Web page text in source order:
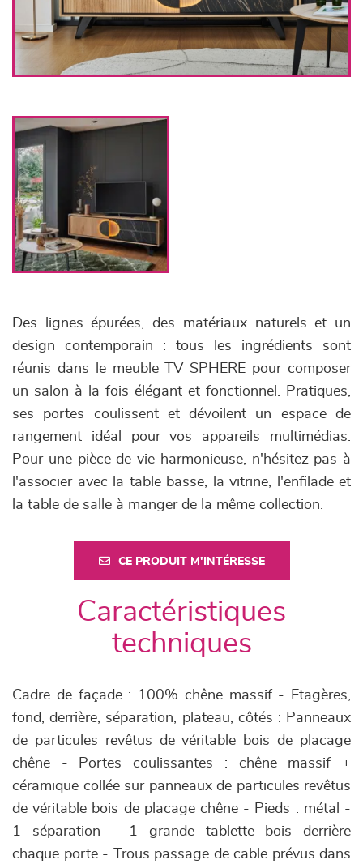
Des lignes épurées, des matériaux naturels et un
design contemporain : tous les ingrédients sont
réunis dans le meuble TV SPHERE pour composer
un salon à la fois élégant et fonctionnel. Pratiques,
ses portes coulissent et dévoilent un espace de
rangement idéal pour vos appareils multimédias.
Pour une pièce de vie harmonieuse, n'hésitez pas à
l'associer avec la table basse, la vitrine, l'enfilade et
la table de salle à manger de la même collection.
CE PRODUIT M'INTÉRESSE
Caractéristiques
techniques
Cadre de façade : 100% chêne massif - Etagères,
fond, derrière, séparation, plateau, côtés : Panneaux
de particules revêtus de véritable bois de placage
chêne - Portes coulissantes : chêne massif +
céramique collée sur panneaux de particules revêtus
de véritable bois de placage chêne - Pieds : métal -
1 séparation - 1 grande tablette bois derrière
chaque porte - Trous passage de cable prévus dans